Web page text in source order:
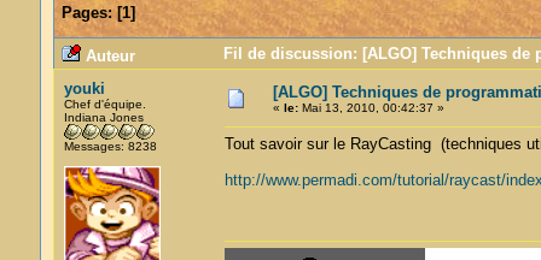
Pages:[1]
Auteur
Fil de discussion: [ALGO] Techniques
youki
Chef d'équipe.
Indiana Jones
Messages: 8238
[ALGO] Techniques de
« le:Mai 13, 2010, 00:42:37 »
Tout savoir sur le RayCasting (techniques
http://www.permadi.com/tutorial/raycast/